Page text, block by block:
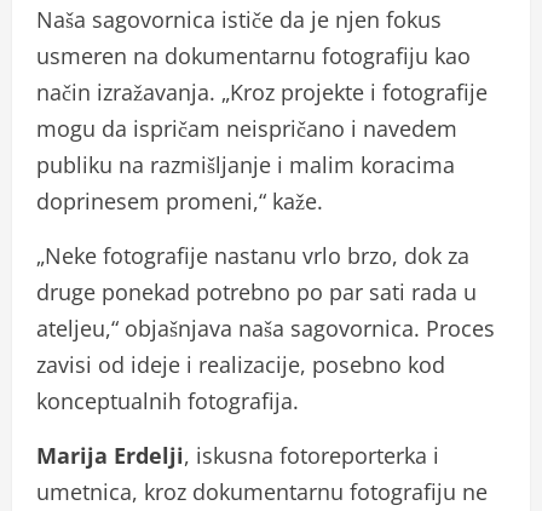
Naša sagovornica ističe da je njen fokus
usmeren na dokumentarnu fotografiju kao
način izražavanja. „Kroz projekte i fotografije
mogu da ispričam neispričano i navedem
publiku na razmišljanje i malim koracima
doprinesem promeni,“ kaže.
„Neke fotografije nastanu vrlo brzo, dok za
druge ponekad potrebno po par sati rada u
ateljeu,“ objašnjava naša sagovornica. Proces
zavisi od ideje i realizacije, posebno kod
konceptualnih fotografija.
Marija Erdelji, iskusna fotoreporterka i
umetnica, kroz dokumentarnu fotografiju ne